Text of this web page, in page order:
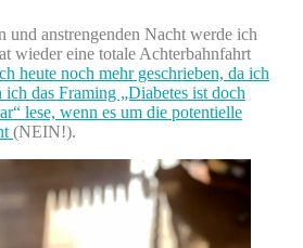
und anstrengenden Nacht werde ich
wieder eine totale Achterbahnfahrt
heute noch mehr geschrieben, da ich
das Framing „Diabetes ist doch
lese, wenn es um die potentielle
(NEIN!).